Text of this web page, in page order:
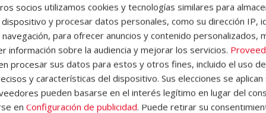
cada cuidado existe y por qué no conviene saltarse ninguno. A
hecho que no puedes
en el momento en que sales del estudio y se extienden durante las
socios utilizamos cookies y tecnologías similares para
dispositivo y procesar datos personales, como su dirección IP,
para ofrecer anuncios y contenido personalizados,
información sobre la audiencia y mejorar los servicios.
procesar sus datos para estos y otros fines, incluido el uso
y características del dispositivo. Sus elecciones se
pueden basarse en el interés legítimo en lugar del
en Configuración de publicidad. Puede retirar su